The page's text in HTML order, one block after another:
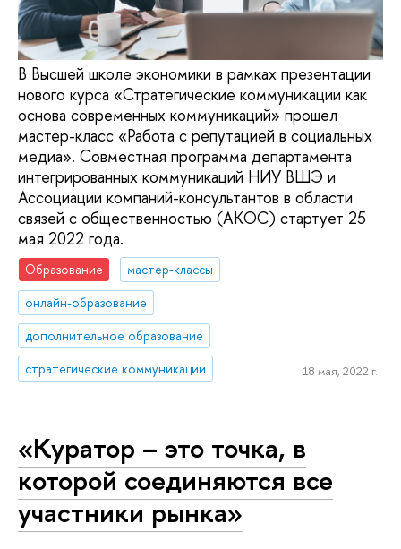
В Высшей школе экономики в рамках презентации
нового курса «Стратегические коммуникации как
основа современных коммуникаций» прошел
мастер-класс «Работа с репутацией в социальных
медиа». Совместная программа департамента
интегрированных коммуникаций НИУ ВШЭ и
Ассоциации компаний-консультантов в области
связей с общественностью (АКОС) стартует 25
мая 2022 года.
Образование
мастер-классы
онлайн-образование
дополнительное образование
стратегические коммуникации
18 мая, 2022 г.
«Куратор – это точка, в
которой соединяются все
участники рынка»